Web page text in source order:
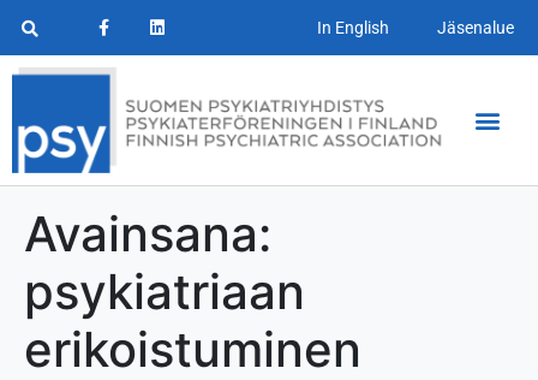
In English Jäsenalue
Avainsana:
psykiatriaan
erikoistuminen